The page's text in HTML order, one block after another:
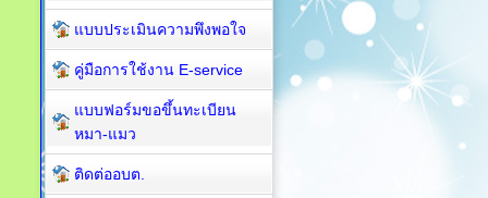
แบบประเมินความพึงพอใจ
คู่มือการใช้งาน E-service
แบบฟอร์มขอขึ้นทะเบียน
หมา-แมว
ติดต่ออบต.